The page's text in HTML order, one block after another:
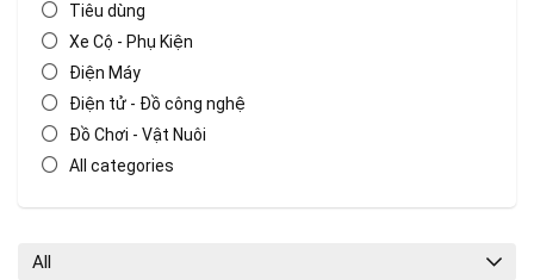
Tiêu dùng
Xe Cộ - Phụ Kiện
Điện Máy
Điện tử - Đồ công nghệ
Đồ Chơi - Vật Nuôi
All categories
All